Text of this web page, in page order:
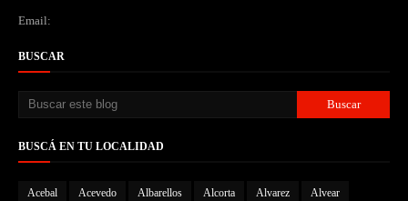
Email:
BUSCAR
BUSCÁ EN TU LOCALIDAD
Acebal Acevedo Albarellos Alcorta Alvarez Alvear